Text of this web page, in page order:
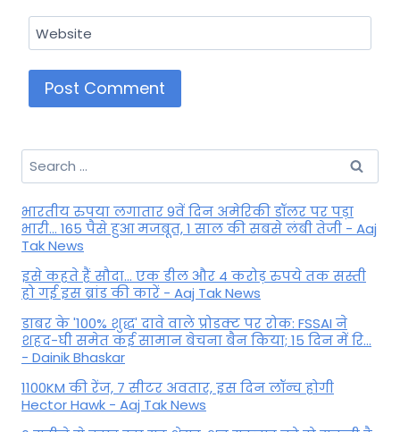
Website
Search
for:
भारतीय रुपया लगातार 9वें दिन अमेरिकी डॉलर पर पड़ा
भारी... 165 पैसे हुआ मजबूत, 1 साल की सबसे लंबी तेजी - Aaj
Tak News
इसे कहते हैं सौदा... एक डील और 4 करोड़ रुपये तक सस्ती
हो गई इस ब्रांड की कारें - Aaj Tak News
डाबर के '100% शुद्ध' दावे वाले प्रोडक्ट पर रोक: FSSAI ने
शहद-घी समेत कई सामान बेचना बैन किया; 15 दिन में रि...
- Dainik Bhaskar
1100KM की रेंज, 7 सीटर अवतार, इस दिन लॉन्च होगी
Hector Hawk - Aaj Tak News